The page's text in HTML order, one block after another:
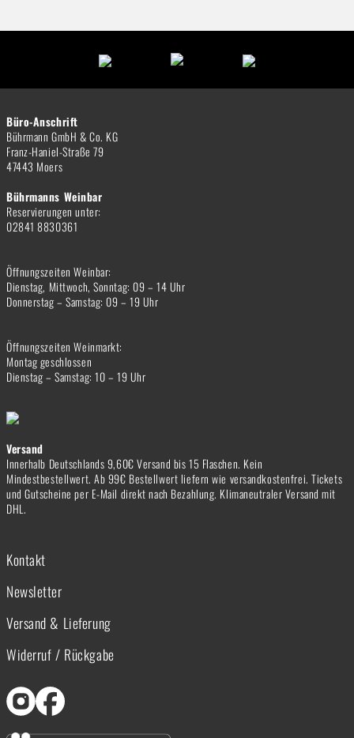
Büro-Anschrift
Bührmann GmbH & Co. KG
Franz-Haniel-Straße 79
47443 Moers
Bührmanns Weinbar
Reservierungen unter:
02841 8830361
Öffnungszeiten Weinbar:
Dienstag, Mittwoch, Sonntag: 09 – 14 Uhr
Donnerstag – Samstag: 09 – 19 Uhr
Öffnungszeiten Weinmarkt:
Montag geschlossen
Dienstag – Samstag: 10 – 19 Uhr
Versand
Innerhalb Deutschlands 9,60€ Versand bis 15 Flaschen. Kein
Mindestbestellwert. Ab 99€ Bestellwert liefern wie versandkostenfrei. Tickets
und Gutscheine per E-Mail direkt nach Bezahlung. Klimaneutraler Versand mit
DHL.
Kontakt
Newsletter
Versand & Lieferung
Widerruf / Rückgabe